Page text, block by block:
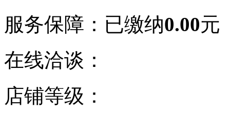
服务保障： 已缴纳0.00元
在线洽谈：
店铺等级：